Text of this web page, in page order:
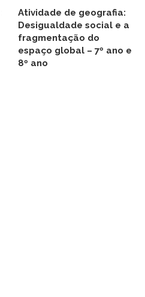
Atividade de geografia:
Desigualdade social e a
fragmentação do
espaço global – 7º ano e
8º ano